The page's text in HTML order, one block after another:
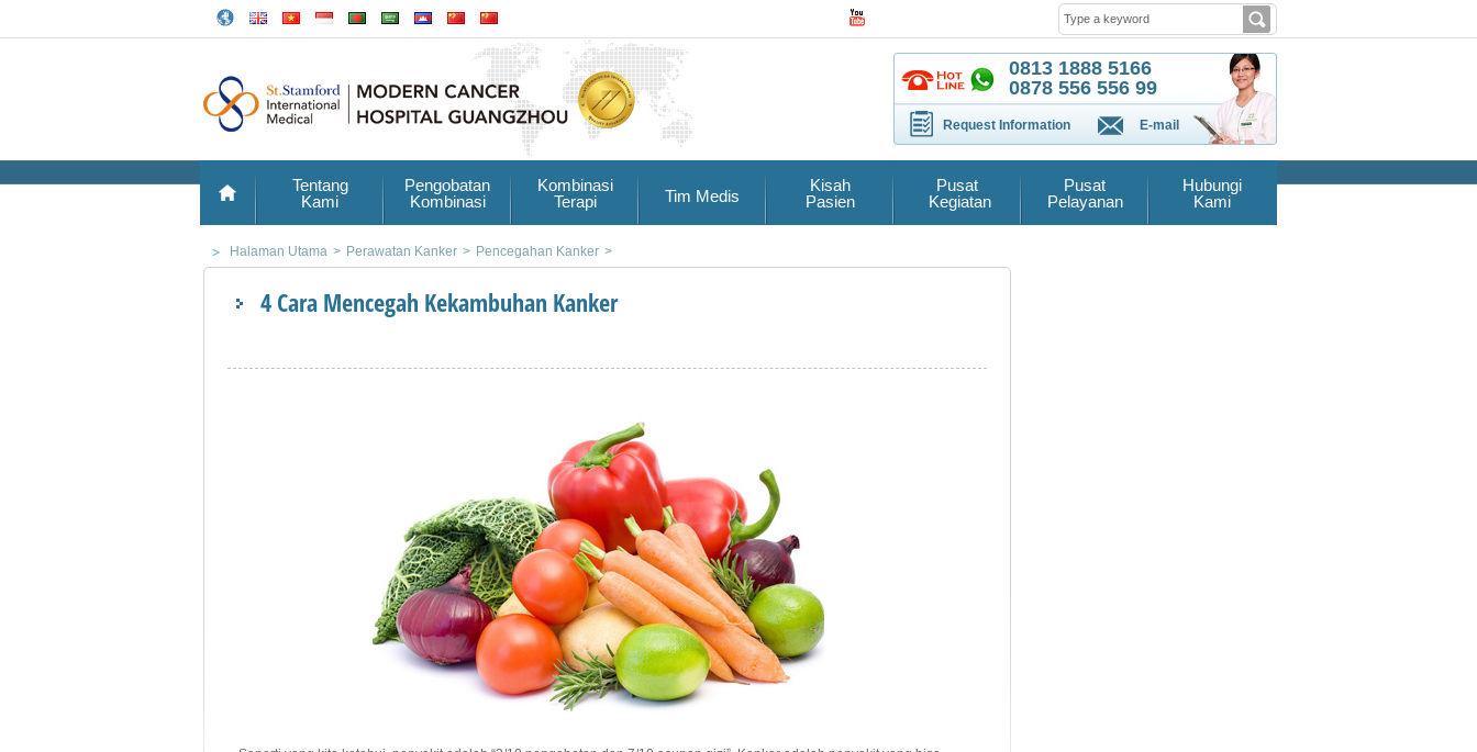
0813 1888 5166
0878 556 556 99
Request Information E-mail
Tentang
Kami
Pengobatan
Kombinasi
Kombinasi
Terapi
Tim Medis
Kisah
Pasien
Pusat
Kegiatan
Pusat
Pelayanan
Hubungi
Kami
Halaman Utama > Perawatan Kanker > Pencegahan Kanker >
4 Cara Mencegah Kekambuhan Kanker